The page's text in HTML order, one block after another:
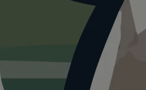
vorhanden. Startet lieber früh am Tag.
OpenWeatherMap
1 BEWERTUNG